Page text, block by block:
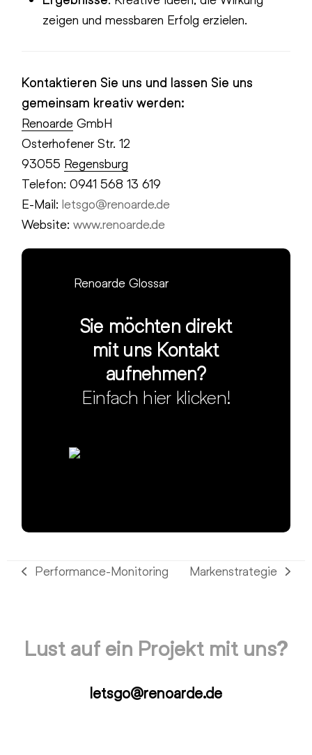
zeigen und messbaren Erfolg erzielen.
Kontaktieren Sie uns und lassen Sie uns
gemeinsam kreativ werden:
Renoarde GmbH
Osterhofener Str. 12
93055 Regensburg
Telefon: 0941 568 13 619
E-Mail:letsgo@renoarde.de
Website:www.renoarde.de
Renoarde Glossar
Sie möchten direkt
mit uns Kontakt
aufnehmen?
Einfach hier klicken!
vorheriger
Performance-Monitoring
Nächster
Marken­strategie
Lust auf ein Projekt mit uns?
letsgo@renoarde.de